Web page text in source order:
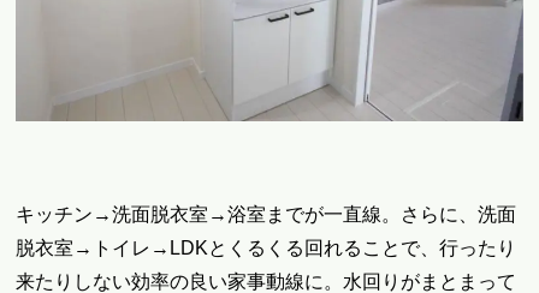
キッチン→洗面脱衣室→浴室までが一直線。さらに、洗面
脱衣室→トイレ→LDKとくるくる回れることで、行ったり
来たりしない効率の良い家事動線に。水回りがまとまって